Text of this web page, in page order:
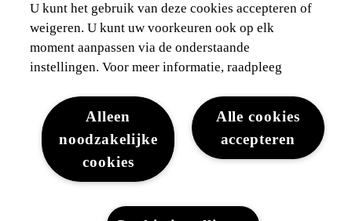
Lexus-België © 2026
U kunt het gebruik van deze cookies accepteren of
weigeren. U kunt uw voorkeuren ook op elk
moment aanpassen via de onderstaande
instellingen. Voor meer informatie, raadpleeg
Alle cookies
accepteren
Alleen
noodzakelijke
cookies